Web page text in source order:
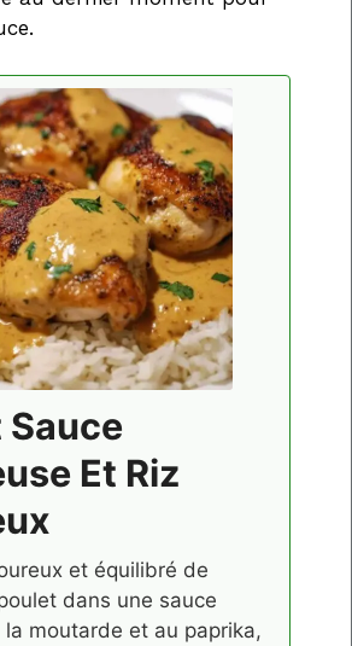
Sauce
Et Riz
et équilibré de
dans une sauce
la moutarde et au paprika,